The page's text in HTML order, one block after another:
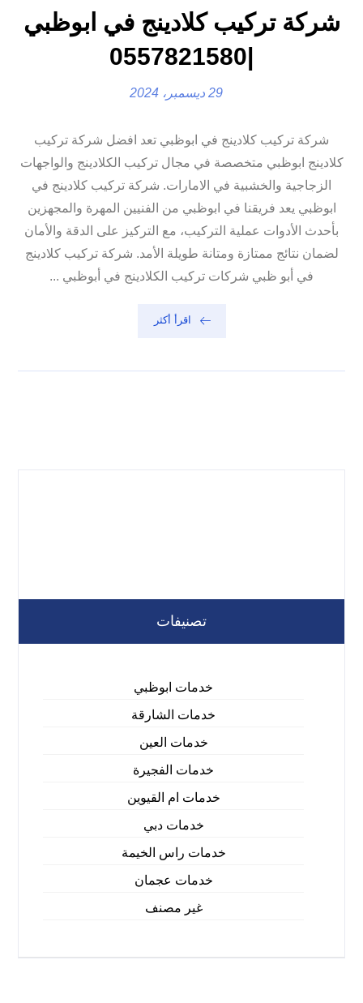
شركة تركيب كلادينج في ابوظبي
29 ديسمبر، 2024
شركة تركيب كلادينج في ابوظبي تعد افضل شركة تركيب
كلادينج ابوظبي متخصصة في مجال تركيب الكلادينج والواجهات
الزجاجية والخشبية في الامارات. شركة تركيب كلادينج في
ابوظبي يعد فريقنا في ابوظبي من الفنيين المهرة والمجهزين
بأحدث الأدوات عملية التركيب، مع التركيز على الدقة والأمان
لضمان نتائج ممتازة ومتانة طويلة الأمد. شركة تركيب كلادينج
في أبو ظبي شركات تركيب الكلادينج في أبوظبي ...
اقرأ أكثر
تصنيفات
خدمات ابوظبي
خدمات الشارقة
خدمات العين
خدمات الفجيرة
خدمات ام القيوين
خدمات دبي
خدمات راس الخيمة
خدمات عجمان
غير مصنف